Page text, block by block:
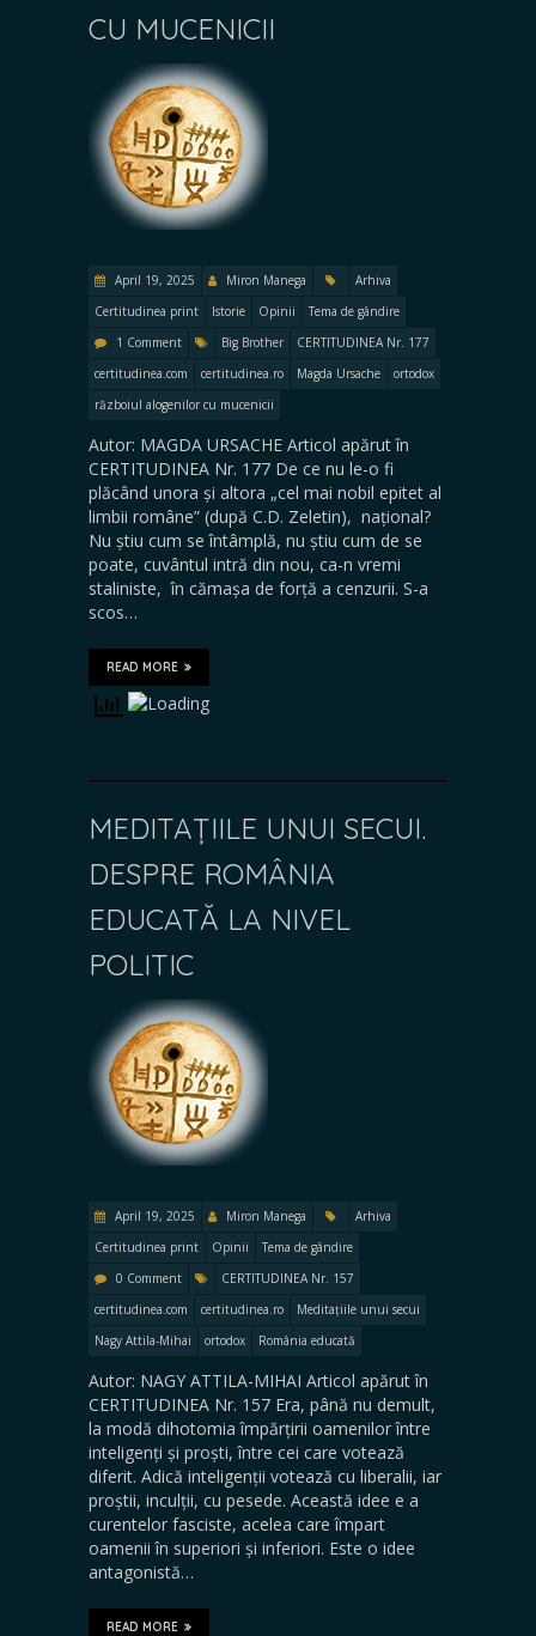
CU MUCENICII
April 19, 2025 Miron Manega
Arhiva
Certitudinea print
Istorie Opinii
Tema de gândire
1 Comment
Big Brother
CERTITUDINEA Nr. 177
certitudinea.com
certitudinea.ro Magda Ursache
ortodox
războiul alogenilor cu mucenicii
Autor: MAGDA URSACHE Articol apărut în
CERTITUDINEA Nr. 177 De ce nu le-o fi
plăcând unora și altora „cel mai nobil epitet al
limbii române” (după C.D. Zeletin), național?
Nu știu cum se întâmplă, nu știu cum de se
poate, cuvântul intră din nou, ca-n vremi
staliniste, în cămașa de forță a cenzurii. S-a
scos…
READ MORE
MEDITAȚIILE UNUI SECUI.
DESPRE ROMÂNIA
EDUCATĂ LA NIVEL
POLITIC
April 19, 2025 Miron Manega
Arhiva
Certitudinea print
Opinii
Tema de gândire
0 Comment
CERTITUDINEA Nr. 157
certitudinea.com
certitudinea.ro
Meditațiile unui secui
Nagy Attila-Mihai
ortodox România educată
Autor: NAGY ATTILA-MIHAI Articol apărut în
CERTITUDINEA Nr. 157 Era, până nu demult,
la modă dihotomia împărțirii oamenilor între
inteligenți și proști, între cei care votează
diferit. Adică inteligenții votează cu liberalii, iar
proștii, inculții, cu pesede. Această idee e a
curentelor fasciste, acelea care împart
oamenii în superiori și inferiori. Este o idee
antagonistă…
READ MORE